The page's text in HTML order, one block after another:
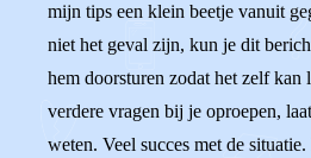
mijn tips een klein beetje vanuit
niet het geval zijn, kun je dit
hem doorsturen zodat het zelf kan
verdere vragen bij je oproepen,
weten. Veel succes met de